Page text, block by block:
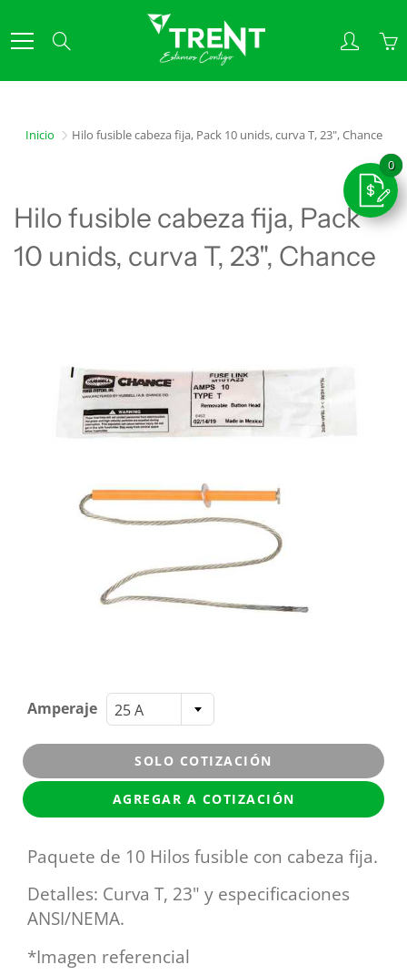
to
Content
Inicio Hilo fusible cabeza fija, Pack 10 unids, curva T, 23", Chance
Hilo fusible cabeza fija, Pack
10 unids, curva T, 23", Chance
Amperaje 25 A
SOLO COTIZACIÓN
AGREGAR A COTIZACIÓN
Paquete de 10 Hilos fusible con cabeza fija.
Detalles: Curva T, 23" y especificaciones
ANSI/NEMA.
*Imagen referencial